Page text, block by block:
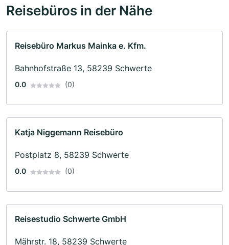
Reisebüros in der Nähe
Reisebüro Markus Mainka e. Kfm.
Bahnhofstraße 13, 58239 Schwerte
0.0 (0)
Katja Niggemann Reisebüro
Postplatz 8, 58239 Schwerte
0.0 (0)
Reisestudio Schwerte GmbH
Mährstr. 18, 58239 Schwerte